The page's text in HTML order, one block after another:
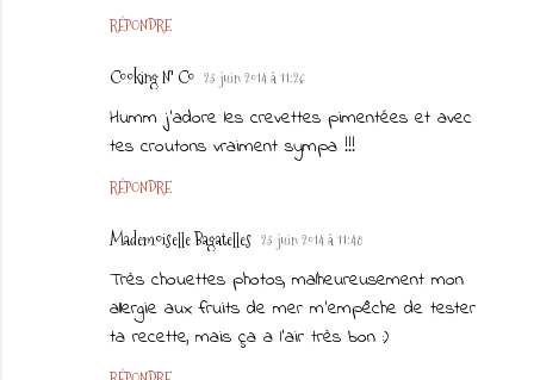
RÉPONDRE
Cooking N' Co 23 juin 2014 à 11:26
Humm j'adore les crevettes pimentées et avec
tes croutons vraiment sympa !!!
RÉPONDRE
Mademoiselle Bagatelles 23 juin 2014 à 11:48
Très chouettes photos, malheureusement mon
allergie aux fruits de mer m'empêche de tester
ta recette, mais ça a l'air très bon :)